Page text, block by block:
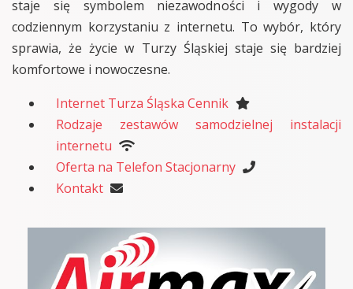
staje się symbolem niezawodności i wygody w
codziennym korzystaniu z internetu. To wybór, który
sprawia, że życie w Turzy Śląskiej staje się bardziej
komfortowe i nowoczesne.
Internet Turza Śląska Cennik
Rodzaje zestawów samodzielnej instalacji
internetu
Oferta na Telefon Stacjonarny
Kontakt